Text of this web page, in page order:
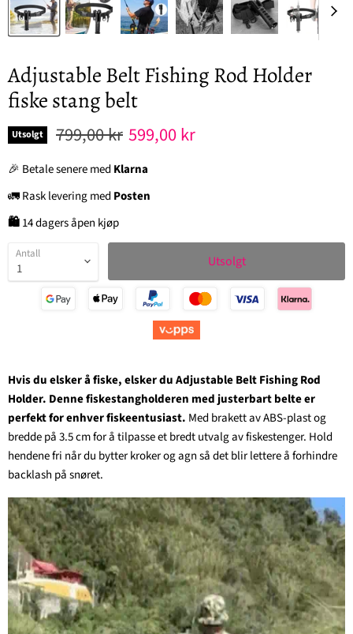
Adjustable Belt Fishing Rod Holder
fiske stang belt
Utsolgt Original pris
799,00 kr Nåværende pris
599,00 kr
🎉 Betale senere medKlarna
🚛 Rask levering medPosten
🛍14 dagers åpen kjøp
Antall Utsolgt
Hvis du elsker å fiske, elsker du Adjustable Belt Fishing Rod
Holder. Denne fiskestangholderen med justerbart belte er
perfekt for enhver fiskeentusiast. Med brakett av ABS-plast og
bredde på 3.5 cm for å tilpasse et bredt utvalg av fiskestenger. Hold
hendene fri når du bytter kroker og agn så det blir lettere å forhindre
backlash på snøret.